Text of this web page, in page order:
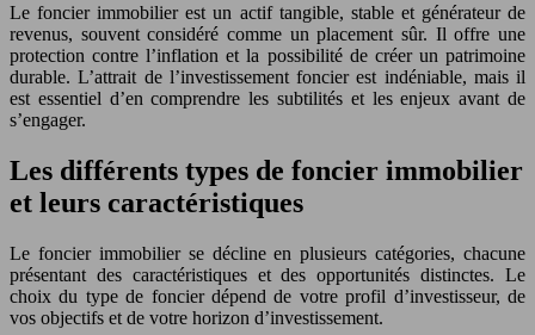
Le foncier immobilier est un actif tangible, stable et générateur de
revenus, souvent considéré comme un placement sûr. Il offre une
protection contre l’inflation et la possibilité de créer un patrimoine
durable. L’attrait de l’investissement foncier est indéniable, mais il
est essentiel d’en comprendre les subtilités et les enjeux avant de
s’engager.
Les différents types de foncier immobilier
et leurs caractéristiques
Le foncier immobilier se décline en plusieurs catégories, chacune
présentant des caractéristiques et des opportunités distinctes. Le
choix du type de foncier dépend de votre profil d’investisseur, de
vos objectifs et de votre horizon d’investissement.